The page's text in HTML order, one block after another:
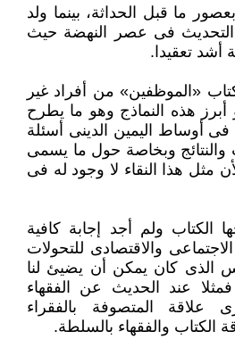
ما قبل الحداثة، بينما ولد
فى عصر النهضة حيث
أشد تعقيدا.
«الموظفين» من أفراد غير
هذه النماذج وهو ما يطرح
أوساط اليمين الدينى أسئلة
والنتائج وبخاصة حول ما يسمى
لأن مثل هذا النقاء لا وجود له فى
الكتاب ولم أجد إجابة كافية
والاقتصادى للتحولات
الذى كان يمكن أن يضيئ لنا
عند الحديث عن الفقهاء
علاقة المتصوفة بالفقراء
الكتاب والفقهاء بالسلطة.